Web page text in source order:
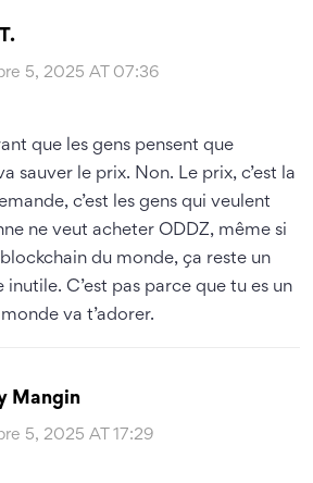
5, 2025 AT 07:36
que les gens pensent que
sauver le prix. Non. Le prix, c’est la
c’est les gens qui veulent
ne veut acheter ODDZ, même si
blockchain du monde, ça reste un
C’est pas parce que tu es un
va t’adorer.
Mangin
5, 2025 AT 17:29